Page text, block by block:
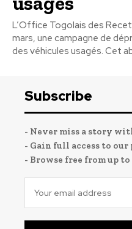
L’Office Togolais des
mars, une campagne de
des véhicules usagés. Cet
Subscribe
- Never miss a story
- Gain full access to
- Browse free from up